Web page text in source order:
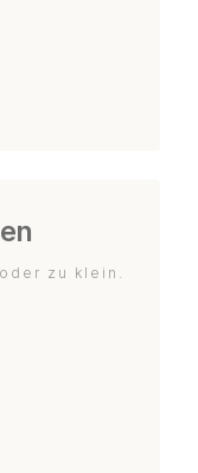
zu klein.